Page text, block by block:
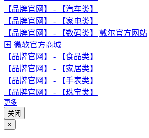
【品牌官网】 - 【汽车类】
【品牌官网】 - 【家电类】
【品牌官网】 - 【数码类】
戴尔官方网站
国 微软官方商城
【品牌官网】 - 【食品类】
【品牌官网】 - 【家居类】
【品牌官网】 - 【手表类】
【品牌官网】 - 【珠宝类】
更多
关闭
×